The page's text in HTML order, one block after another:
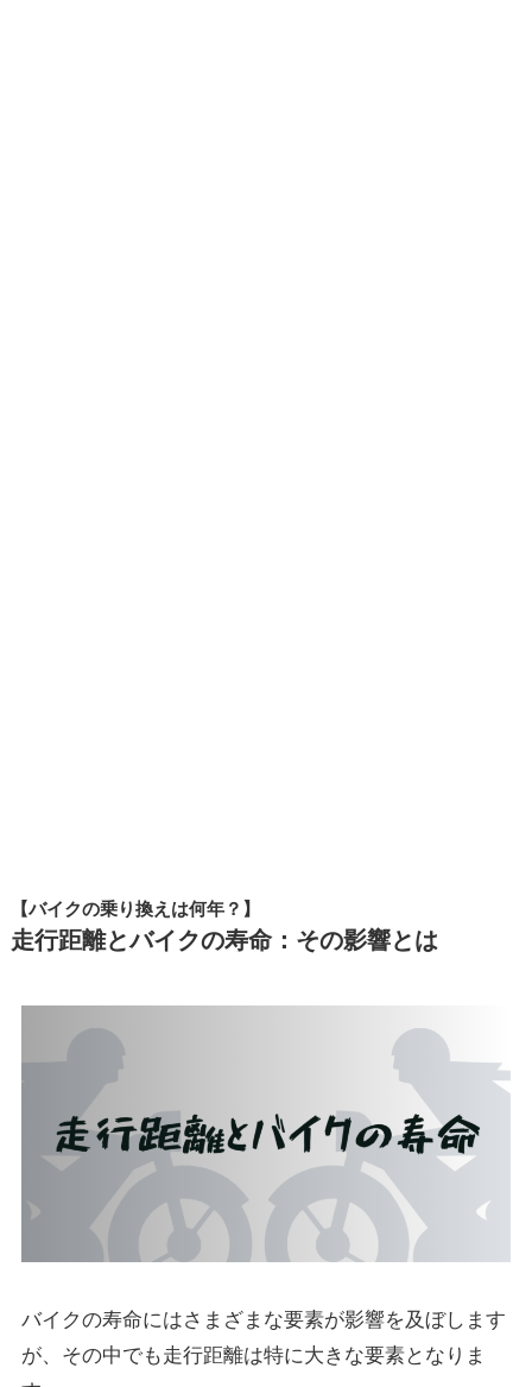
【バイクの乗り換えは何年？】
走行距離とバイクの寿命：その影響とは
バイクの寿命にはさまざまな要素が影響を及ぼします
が、その中でも走行距離は特に大きな要素となりま